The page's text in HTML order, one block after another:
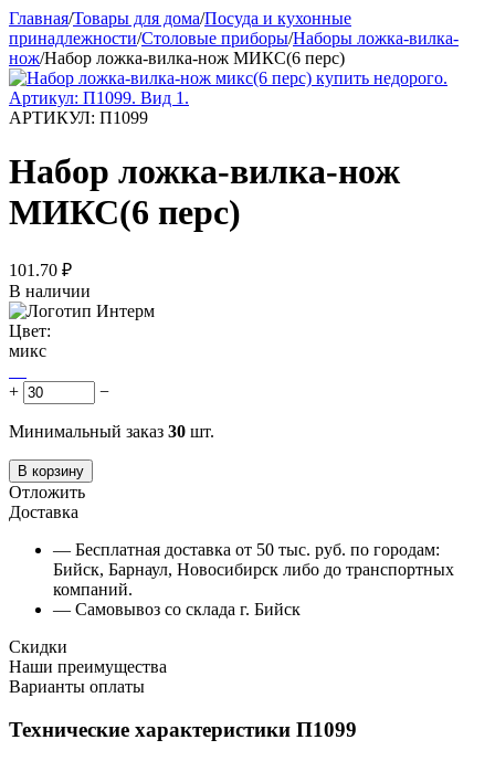
Главная/Товары для дома/Посуда и кухонные
принадлежности/Столовые приборы/Наборы ложка-вилка-
нож/Набор ложка-вилка-нож МИКС(6 перс)
АРТИКУЛ: П1099
Набор ложка-вилка-нож
МИКС(6 перс)
101.70 ₽
В наличии
Цвет:
микс
+ −
Минимальный заказ 30 шт.
В корзину
Отложить
Доставка
— Бесплатная доставка от 50 тыс. руб. по городам:
Бийск, Барнаул, Новосибирск либо до транспортных
компаний.
— Самовывоз со склада г. Бийск
Скидки
Наши преимущества
Варианты оплаты
Технические характеристики П1099